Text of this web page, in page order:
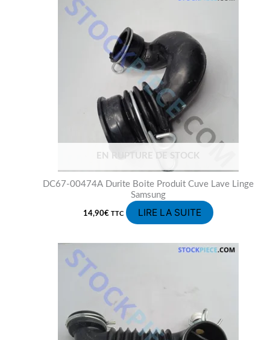
EN RUPTURE DE STOCK
DC67-00474A Durite Boite Produit Cuve Lave Linge
Samsung
14,90€ TTC LIRE LA SUITE